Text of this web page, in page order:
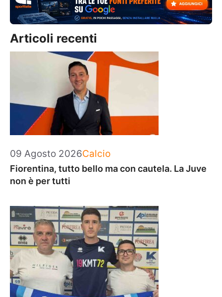
Articoli recenti
09 Agosto 2026Categorie
Calcio
Fiorentina, tutto bello ma con cautela. La Juve
non è per tutti